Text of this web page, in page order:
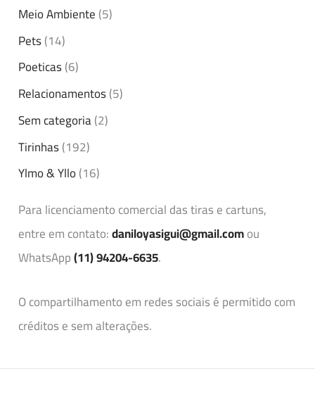
Meio Ambiente(5)
Pets(14)
Poeticas(6)
Relacionamentos(5)
Sem categoria(2)
Tirinhas(192)
Ylmo & Yllo(16)
Para licenciamento comercial das tiras e cartuns,
entre em contato:daniloyasigui@gmail.comou
WhatsApp(11) 94204-6635.
O compartilhamento em redes sociais é permitido com
créditos e sem alterações.